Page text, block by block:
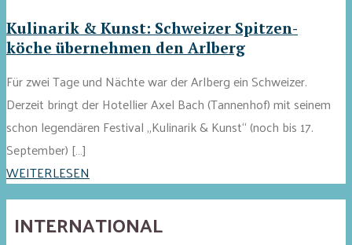
Kulinarik & Kunst: Schweizer Spitzen-
köche übernehmen den Arlberg
Für zwei Tage und Nächte war der Arlberg ein Schweizer.
Derzeit bringt der Hotellier Axel Bach (Tannenhof) mit seinem
schon legendären Festival „Kulinarik & Kunst“ (noch bis 17.
September) […]
WEITERLESEN
INTERNATIONAL